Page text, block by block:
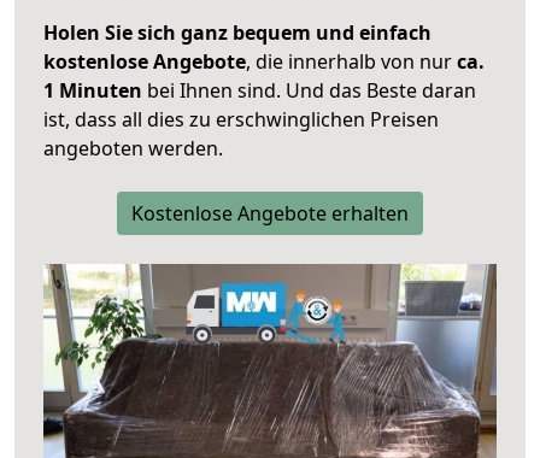
Holen Sie sich ganz bequem und einfach
kostenlose Angebote, die innerhalb von nurca.
1 Minuten bei Ihnen sind. Und das Beste daran
ist, dass all dies zu erschwinglichen Preisen
angeboten werden.
Kostenlose Angebote erhalten